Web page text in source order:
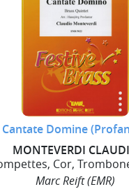
Cantate Domine
MONTEVERDI
Cor,
Marc Reift (EMR)